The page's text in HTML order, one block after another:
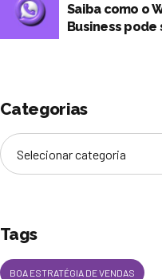
Saiba como o
Business pode
Categorias
Selecionar categoria
Tags
BOA ESTRATÉGIA DE VENDAS